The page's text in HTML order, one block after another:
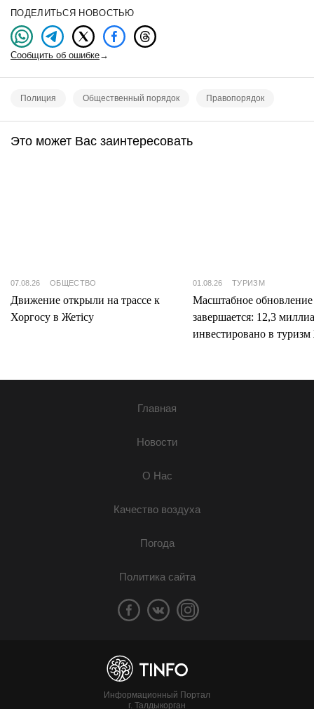
ПОДЕЛИТЬСЯ НОВОСТЬЮ
Сообщить об ошибке→
Полиция Общественный порядок Правопорядок
Это может Вас заинтересовать
07.08.26 ОБЩЕСТВО
Движение открыли на трассе к
Хоргосу в Жетісу
01.08.26 ТУРИЗМ
Масштабное
завершается: 12,3
инвестировано в туризм
Главная
Новости
О Нас
Качество воздуха
Погода
Политика сайта
Информационный Портал
г. Талдыкорган